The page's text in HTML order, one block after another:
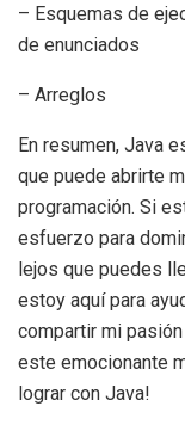
– Esquemas de
de enunciados
– Arreglos
En resumen, Java
que puede abrirte
programación. Si
esfuerzo para
lejos que puedes
estoy aquí para
compartir mi
este emocionante
lograr con Java!